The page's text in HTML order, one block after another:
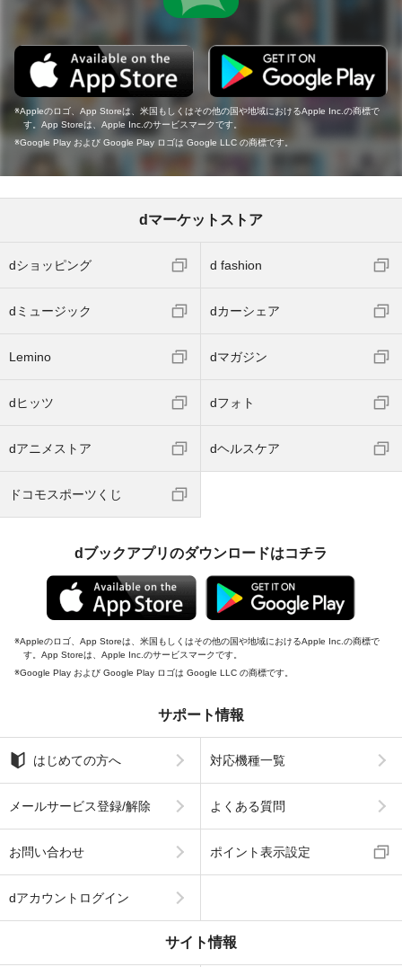
Appleのロゴ、App Storeは、米国もしくはその他の国や地域におけるApple Inc.の商標で
す。App Storeは、Apple Inc.のサービスマークです。
Google Play および Google Play ロゴは Google LLC の商標です。
dマーケットストア
dショッピング d fashion
dミュージック dカーシェア
Lemino dマガジン
dヒッツ dフォト
dアニメストア dヘルスケア
ドコモスポーツくじ
dブックアプリのダウンロードはコチラ
Appleのロゴ、App Storeは、米国もしくはその他の国や地域におけるApple Inc.の商標で
す。App Storeは、Apple Inc.のサービスマークです。
Google Play および Google Play ロゴは Google LLC の商標です。
サポート情報
はじめての方へ 対応機種一覧
メールサービス登録/解除 よくある質問
お問い合わせ ポイント表示設定
dアカウントログイン
サイト情報